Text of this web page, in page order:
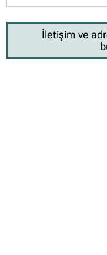
İletişim ve